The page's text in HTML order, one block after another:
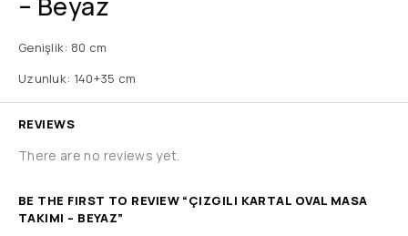
Genişlik: 80 cm
Uzunluk: 140+35 cm
REVIEWS
There are no reviews yet.
BE THE FIRST TO REVIEW “ÇIZGILI KARTAL OVAL MASA
TAKIMI – BEYAZ”